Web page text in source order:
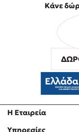
Η Εταιρεία
Υπηρεσίες
Κάνε